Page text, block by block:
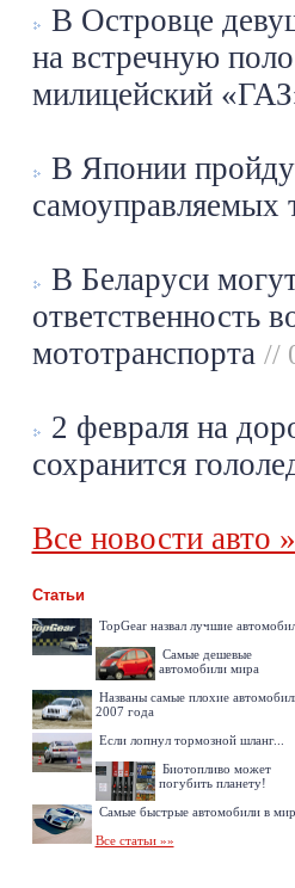
В Островце
на встречную
милицейский
В Японии
самоуправляемых
В Беларуси
ответственность
мототранспорта //
2 февраля на
сохранится
Все новости авто
Статьи
TopGear назвал лучшие
Самые дешевые
автомобили мира
Названы самые плохие
2007 года
Если лопнул тормозной шланг...
Биотопливо может
погубить планету!
Самые быстрые автомобили в
Все статьи »»